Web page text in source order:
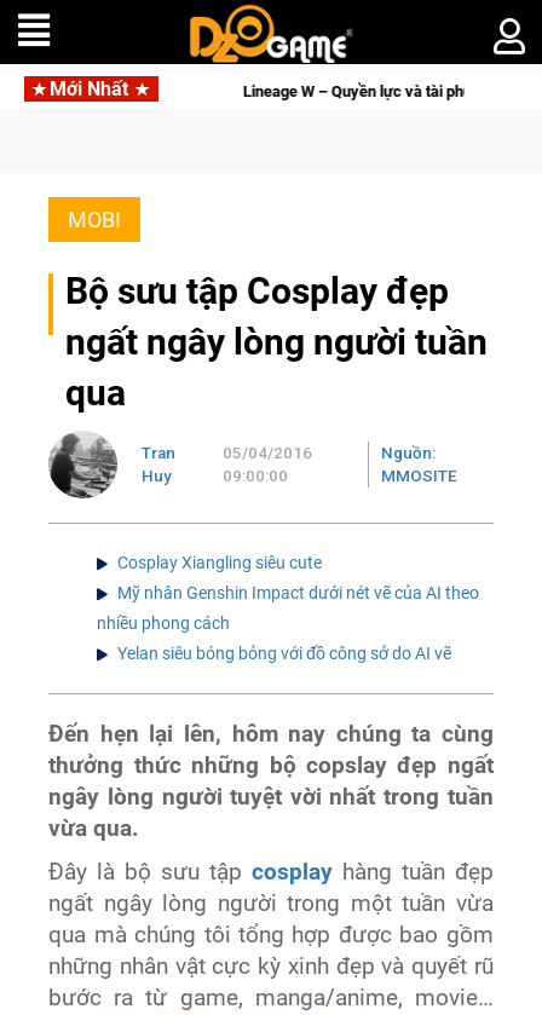
Mới Nhất
kẻ đoạt được Vương Quyền thành Kent sắp tới! Trial
MOBI
Bộ sưu tập Cosplay đẹp
ngất ngây lòng người tuần
qua
Tran
Huy
05/04/2016
09:00:00
Nguồn:
MMOSITE
Cosplay Xiangling siêu cute
Mỹ nhân Genshin Impact dưới nét vẽ của AI theo
nhiều phong cách
Yelan siêu bóng bỏng với đồ công sở do AI vẽ
Đến hẹn lại lên, hôm nay chúng ta cùng
thưởng thức những bộ copslay đẹp ngất
ngây lòng người tuyệt vời nhất trong tuần
vừa qua.
Đây là bộ sưu tập cosplay hàng tuần đẹp
ngất ngây lòng người trong một tuần vừa
qua mà chúng tôi tổng hợp được bao gồm
những nhân vật cực kỳ xinh đẹp và quyết rũ
bước ra từ game, manga/anime, movie…